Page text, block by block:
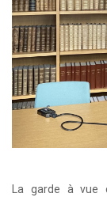
La garde à vue